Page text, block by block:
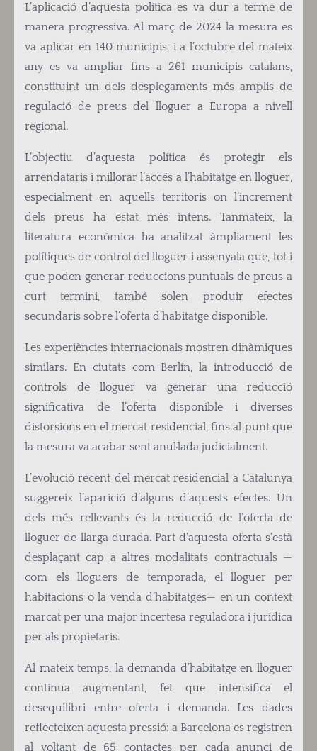
L’aplicació d’aquesta política es va dur a terme de
manera progressiva. Al març de 2024 la mesura es
va aplicar en 140 municipis, i a l’octubre del mateix
any es va ampliar fins a 261 municipis catalans,
constituint un dels desplegaments més amplis de
regulació de preus del lloguer a Europa a nivell
regional.
L’objectiu d’aquesta política és protegir els
arrendataris i millorar l’accés a l’habitatge en lloguer,
especialment en aquells territoris on l’increment
dels preus ha estat més intens. Tanmateix, la
literatura econòmica ha analitzat àmpliament les
polítiques de control del lloguer i assenyala que, tot i
que poden generar reduccions puntuals de preus a
curt termini, també solen produir efectes
secundaris sobre l’oferta d’habitatge disponible.
Les experiències internacionals mostren dinàmiques
similars. En ciutats com Berlín, la introducció de
controls de lloguer va generar una reducció
significativa de l’oferta disponible i diverses
distorsions en el mercat residencial, fins al punt que
la mesura va acabar sent anul·lada judicialment.
L’evolució recent del mercat residencial a Catalunya
suggereix l’aparició d’alguns d’aquests efectes. Un
dels més rellevants és la reducció de l’oferta de
lloguer de llarga durada. Part d’aquesta oferta s’està
desplaçant cap a altres modalitats contractuals —
com els lloguers de temporada, el lloguer per
habitacions o la venda d’habitatges— en un context
marcat per una major incertesa reguladora i jurídica
per als propietaris.
Al mateix temps, la demanda d’habitatge en lloguer
continua augmentant, fet que intensifica el
desequilibri entre oferta i demanda. Les dades
reflecteixen aquesta pressió: a Barcelona es registren
al voltant de 65 contactes per cada anunci de